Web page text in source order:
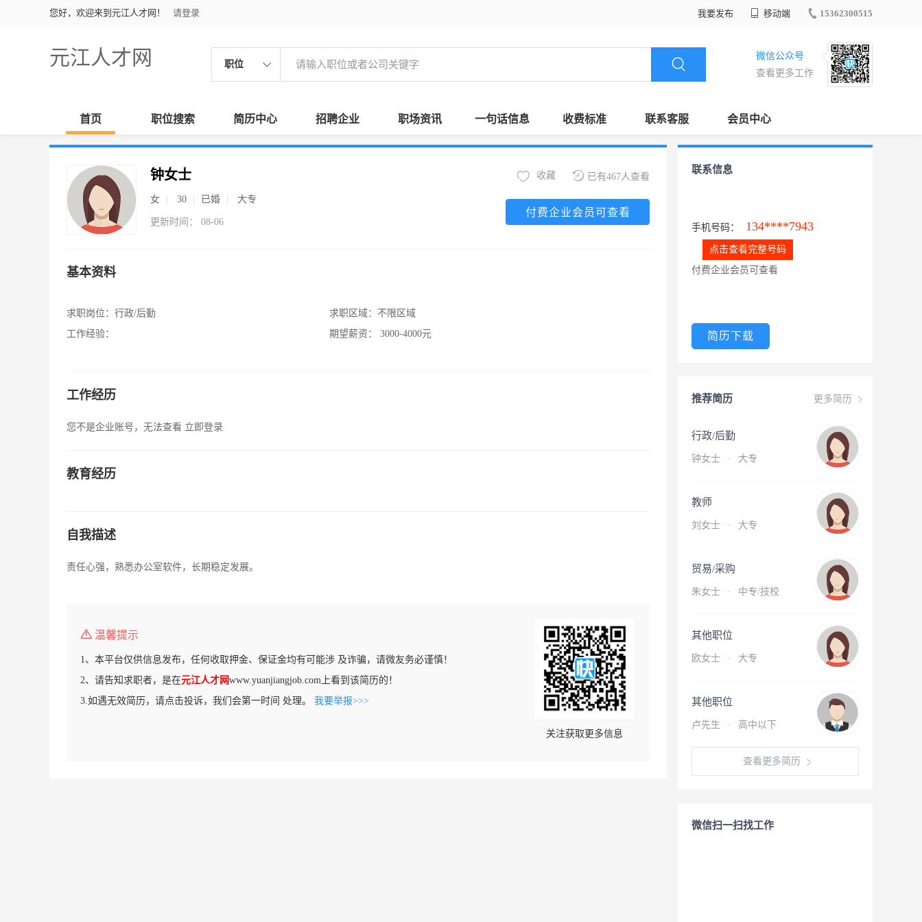
您好，欢迎来到元江人才网！ 请登录 我要发布 移动端 15362300515
元江人才网 职位
微信公众号
查看更多工作
首页 职位搜索 简历中心 招聘企业 职场资讯 一句话信息 收费标准 联系客服 会员中心
钟女士
女 30 已婚 大专
更新时间： 08-06
已有467人查看
收藏
付费企业会员可查看
基本资料
求职岗位： 行政/后勤
工作经验：
求职区域： 不限区域
期望薪资：
3000-4000元
工作经历
您不是企业账号，无法查看 立即登录
教育经历
自我描述
责任心强，熟悉办公室软件，长期稳定发展。
温馨提示
1、本平台仅供信息发布，任何收取押金、保证金均有可能涉 及诈骗，请微友务必谨慎！
2、请告知求职者，是在元江人才网www.yuanjiangjob.com上看到该简历的！
3.如遇无效简历，请点击投诉，我们会第一时间 处理。 我要举报>>>
关注获取更多信息
联系信息
手机号码： 134****7943
点击查看完整号码
付费企业会员可查看
简历下载
更多简历
推荐简历
行政/后勤
钟女士 · 大专
教师
刘女士 · 大专
贸易/采购
朱女士 · 中专/技校
其他职位
欧女士 · 大专
其他职位
卢先生 · 高中以下
查看更多简历
微信扫一扫找工作